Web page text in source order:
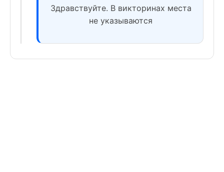
Здравствуйте. В викторинах места
не указываются